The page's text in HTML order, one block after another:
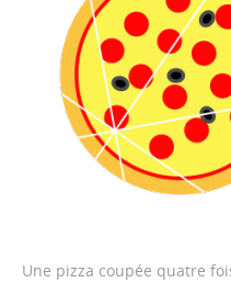
Une pizza coupée quatre